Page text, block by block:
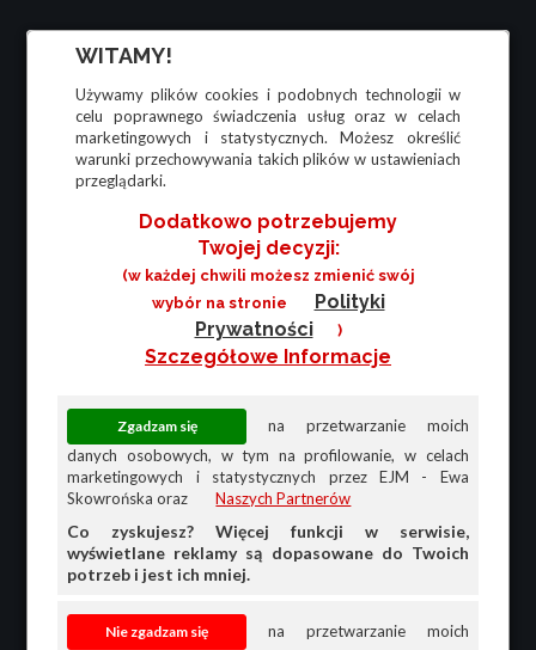
WITAMY!
Używamy plików cookies i podobnych technologii w
celu poprawnego świadczenia usług oraz w celach
marketingowych i statystycznych. Możesz określić
warunki przechowywania takich plików w ustawieniach
przeglądarki.
Dodatkowo potrzebujemy
Twojej decyzji:
(w każdej chwili możesz zmienić swój
wybór na stronie
Polityki
Prywatności
)
Szczegółowe Informacje
na przetwarzanie moich
danych osobowych, w tym na profilowanie, w celach
marketingowych i statystycznych przez EJM - Ewa
Skowrońska oraz
Naszych Partnerów
Co zyskujesz? Więcej funkcji w serwisie,
wyświetlane reklamy są dopasowane do Twoich
potrzeb i jest ich mniej.
na przetwarzanie moich